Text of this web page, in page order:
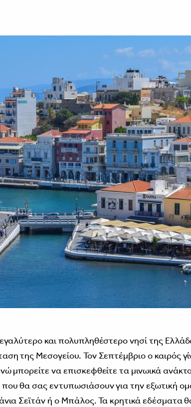
και πολυπληθέστερο νησί της
της Μεσογείου. Τον Σεπτέμβριο ο καιρός
μπορείτε να επισκεφθείτε τα μινωικά
θα σας εντυπωσιάσουν για την εξωτική
Σεϊτάν ή ο Μπάλος. Τα κρητικά εδέσματα